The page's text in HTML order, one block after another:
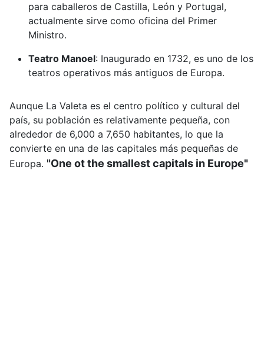
para caballeros de Castilla, León y Portugal,
actualmente sirve como oficina del Primer
Ministro.
Teatro Manoel: Inaugurado en 1732, es uno de los
teatros operativos más antiguos de Europa.
Aunque La Valeta es el centro político y cultural del
país, su población es relativamente pequeña, con
alrededor de 6,000 a 7,650 habitantes, lo que la
convierte en una de las capitales más pequeñas de
Europa. "One ot the smallest capitals in Europe"